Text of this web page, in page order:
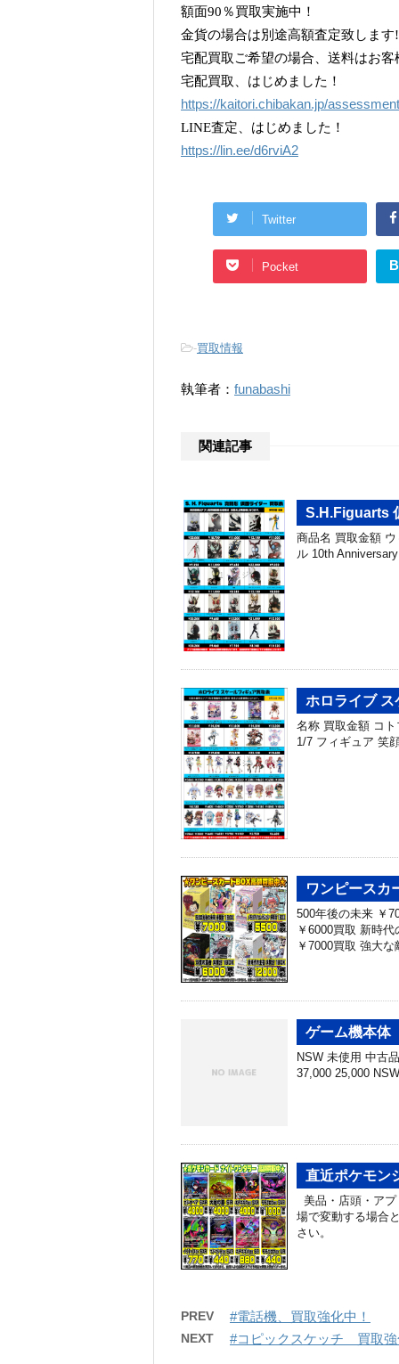
額面90％買取実施中！
金貨の場合は別途高額査定致します!
宅配買取ご希望の場合、送料はお
宅配買取、はじめました！
https://kaitori.chibakan.jp/
LINE査定、はじめました！
https://lin.ee/d6rviA2
Twitter
Pocket
-買取情報
執筆者： funabashi
関連記事
S.H.Figuarts
商品名 買取金額
ル 10th
ホロライブ
名称 買取金額 コ
1/7 フィギュア 笑
ワンピースカ
500年後の未来 ￥
￥6000買取 新時
￥7000買取 強大
ゲーム機本
NSW 未使用 中古
37,000 25,000
直近ポケモン
美品・店頭・ア
場で変動する場合
さい。
PREV #電話機、買取強化中！
NEXT #コピックスケッチ 買取強